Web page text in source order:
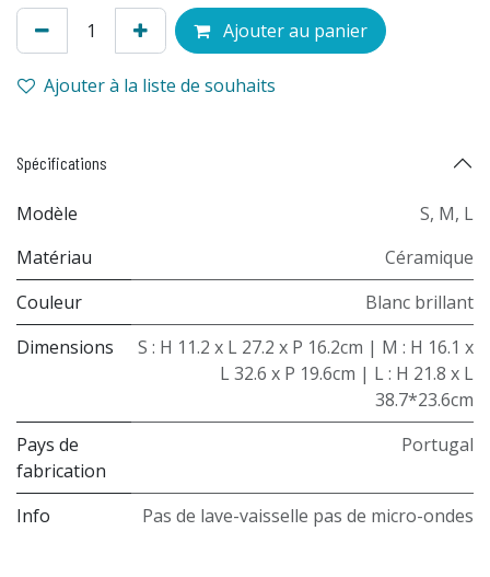
Ajouter au panier
Ajouter à la liste de souhaits
Spécifications
Modèle S, M, L
Matériau
Céramique
Couleur
Blanc brillant
Dimensions
S : H 11.2 x L 27.2 x P 16.2cm | M : H 16.1 x
L 32.6 x P 19.6cm | L : H 21.8 x L
38.7*23.6cm
Pays de
fabrication
Portugal
Info Pas de lave-vaisselle pas de micro-ondes